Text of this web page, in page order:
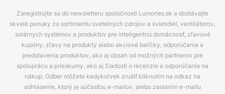
Zaregistrujte sa do newsletteru spoločnosti Lumories.sk a dostávajte
skvelé ponuky zo sortimentu svetelných zdrojov a svietidiel, ventilátorov,
solárnych systémov a produktov pre inteligentnú domácnosť, zľavové
kupóny, zľavy na produkty alebo akciové balíčky, odporúčania a
predstavenia produktov, ako aj obsah od možných partnerov pre
spoluprácu a prieskumy, ako aj žiadosti o recenzie a odporúčania na
nákup. Odber môžete kedykoľvek zrušiť kliknutím na odkaz na
odhlásenie, ktorý je súčasťou e-mailov, alebo zaslaním e-mailu